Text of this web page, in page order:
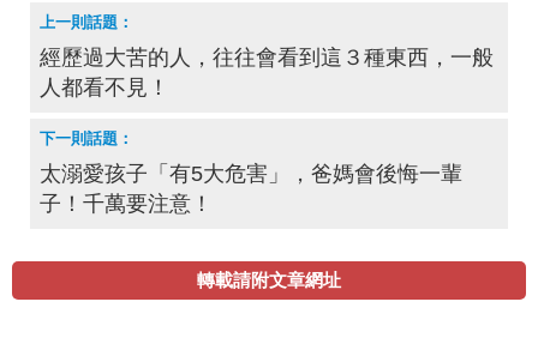
經歷過大苦的人，往往會看到這３種東西，一般
人都看不見！
太溺愛孩子「有5大危害」，爸媽會後悔一輩
子！千萬要注意！
轉載請附文章網址